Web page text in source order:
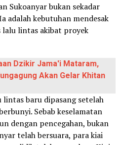
Sukoanyar bukan sekadar
adalah kebutuhan mendesak
lalu lintas akibat proyek
Dzikir Jama'i Mataram,
Akan Gelar Khitan
lintas baru dipasang setelah
Sebab keselamatan
dengan pencegahan, bukan
telah bersuara, para kiai